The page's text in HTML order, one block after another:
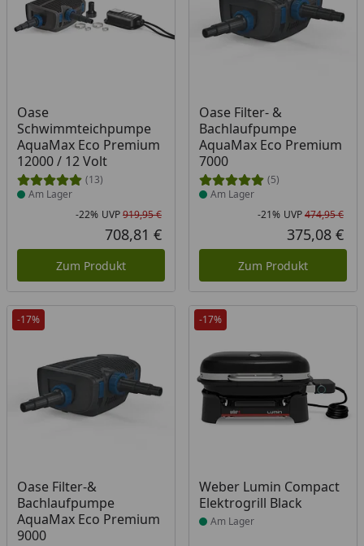
Oase
Schwimmteichpumpe
AquaMax Eco Premium
12000 / 12 Volt
(13)
Produkt am Lager
Am Lager
Rabatt in Prozent
-22%
Ursprünglicher Preis
UVP919,95 €
Aktueller Preis
708,81 €
Zum Produkt
Oase Filter- &
Bachlaufpumpe
AquaMax Eco Premium
7000
(5)
Produkt am Lager
Am Lager
-21% UVP474,95 €
375,08 €
Zum Produkt
-17%
Oase Filter-&
Bachlaufpumpe
AquaMax Eco Premium
9000
Produkt am Lager
-17%
Weber Lumin Compact
Elektrogrill Black
Produkt am Lager
Am Lager